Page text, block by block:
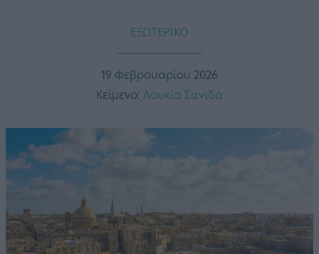
ΕΞΩΤΕΡΙΚΟ
19 Φεβρουαρίου 2026
Κείμενο: Λουκία Σανιδά